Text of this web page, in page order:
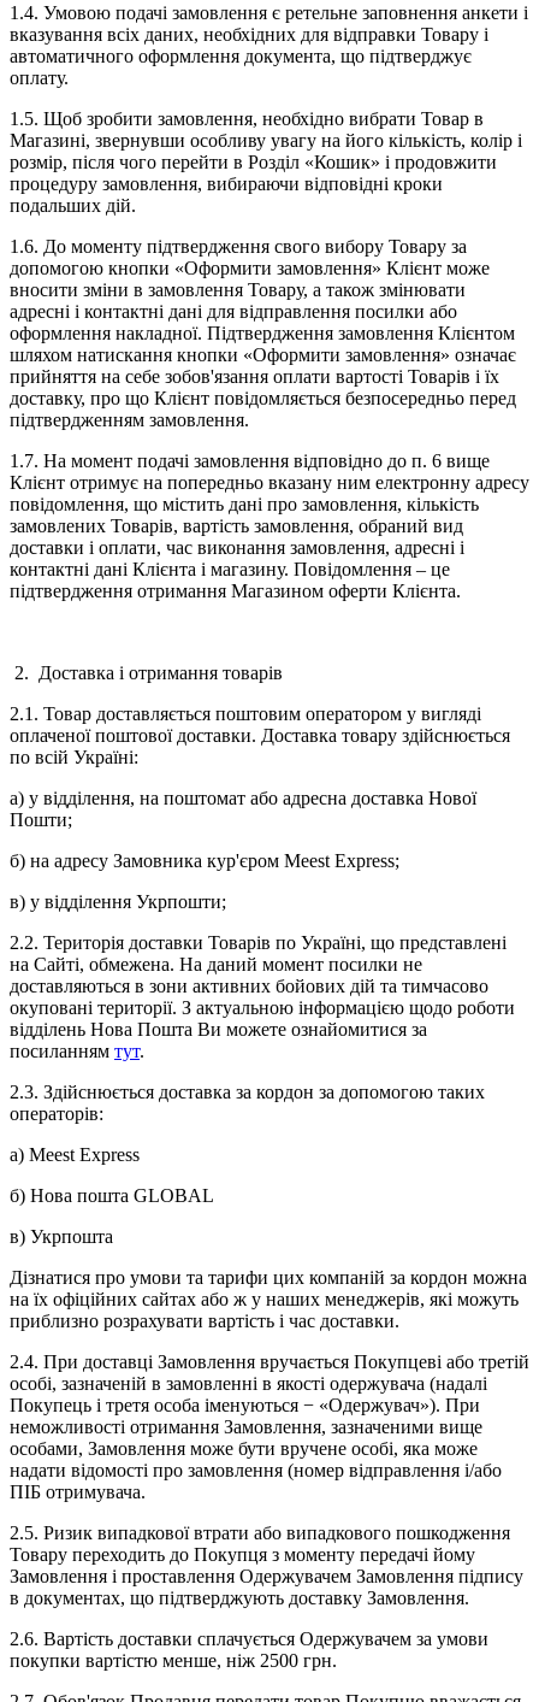
1.4. Умовою подачі замовлення є ретельне заповнення анкети і
вказування всіх даних, необхідних для відправки Товару і
автоматичного оформлення документа, що підтверджує
оплату.
1.5. Щоб зробити замовлення, необхідно вибрати Товар в
Магазині, звернувши особливу увагу на його кількість, колір і
розмір, після чого перейти в Розділ «Кошик» і продовжити
процедуру замовлення, вибираючи відповідні кроки
подальших дій.
1.6. До моменту підтвердження свого вибору Товару за
допомогою кнопки «Оформити замовлення» Клієнт може
вносити зміни в замовлення Товару, а також змінювати
адресні і контактні дані для відправлення посилки або
оформлення накладної. Підтвердження замовлення Клієнтом
шляхом натискання кнопки «Оформити замовлення» означає
прийняття на себе зобов'язання оплати вартості Товарів і їх
доставку, про що Клієнт повідомляється безпосередньо перед
підтвердженням замовлення.
1.7. На момент подачі замовлення відповідно до п. 6 вище
Клієнт отримує на попередньо вказану ним електронну адресу
повідомлення, що містить дані про замовлення, кількість
замовлених Товарів, вартість замовлення, обраний вид
доставки і оплати, час виконання замовлення, адресні і
контактні дані Клієнта і магазину. Повідомлення – це
підтвердження отримання Магазином оферти Клієнта.
2. Доставка і отримання товарів
2.1. Товар доставляється поштовим оператором у вигляді
оплаченої поштової доставки. Доставка товару здійснюється
по всій Україні:
а) у відділення, на поштомат або адресна доставка Нової
Пошти;
б) на адресу Замовника кур'єром Meest Express;
в) у відділення Укрпошти;
2.2. Територія доставки Товарів по Україні, що представлені
на Сайті, обмежена. На даний момент посилки не
доставляються в зони активних бойових дій та тимчасово
окуповані території. З актуальною інформацією щодо роботи
відділень Нова Пошта Ви можете ознайомитися за
посиланням тут.
2.3. Здійснюється доставка за кордон за допомогою таких
операторів:
а) Meest Express
б) Нова пошта GLOBAL
в) Укрпошта
Дізнатися про умови та тарифи цих компаній за кордон можна
на їх офіційних сайтах або ж у наших менеджерів, які можуть
приблизно розрахувати вартість і час доставки.
2.4. При доставці Замовлення вручається Покупцеві або третій
особі, зазначеній в замовленні в якості одержувача (надалі
Покупець і третя особа іменуються − «Одержувач»). При
неможливості отримання Замовлення, зазначеними вище
особами, Замовлення може бути вручене особі, яка може
надати відомості про замовлення (номер відправлення і/або
ПІБ отримувача.
2.5. Ризик випадкової втрати або випадкового пошкодження
Товару переходить до Покупця з моменту передачі йому
Замовлення і проставлення Одержувачем Замовлення підпису
в документах, що підтверджують доставку Замовлення.
2.6. Вартість доставки сплачується Одержувачем за умови
покупки вартістю менше, ніж 2500 грн.